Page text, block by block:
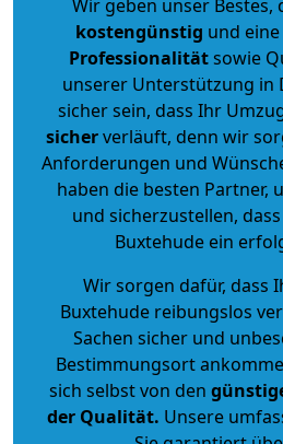
Wir geben unser Bestes,
kostengünstig und eine
Professionalitätsowie
unserer Unterstützung in
sicher sein, dass Ihr
sicherverläuft, denn wir
Anforderungen und
haben die besten Partner,
und sicherzustellen,
Buxtehude ein
Wir sorgen dafür, dass
Buxtehude reibungslos
Sachen sicher und
Bestimmungsort
sich selbst von den
der Qualität. Unsere